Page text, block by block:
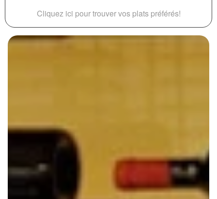
Cliquez ici pour trouver vos plats préférés!